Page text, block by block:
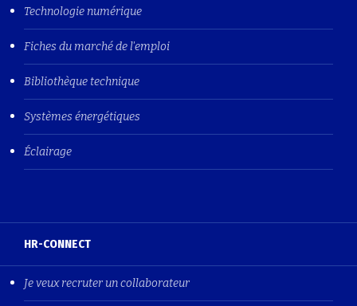
Technologie numérique
Fiches du marché de l'emploi
Bibliothèque technique
Systèmes énergétiques
Éclairage
HR-CONNECT
Je veux recruter un collaborateur